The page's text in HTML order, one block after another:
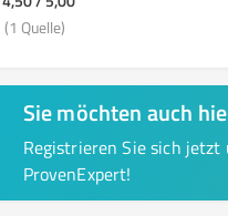
(1 Quelle)
Sie möchten auch
Registrieren Sie sich
ProvenExpert!